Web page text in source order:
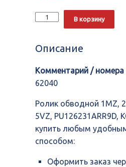
Количество
Ролик
2MZ,
4VZ,
5VZ,
KOYO
В корзину
Описание
Комментарий / номера
62040
Ролик обводной 1MZ,
5VZ, PU126231ARR9D,
купить любым
способом:
Оформить заказ